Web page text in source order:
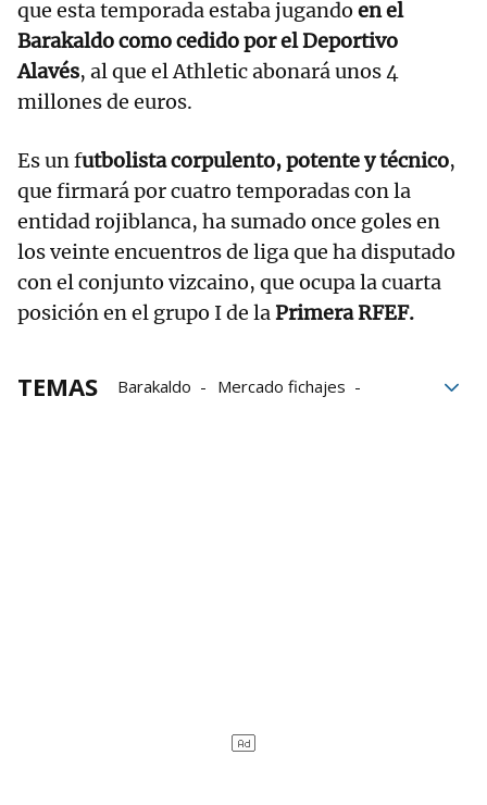
que esta temporada estaba jugando en el
Barakaldo comocedido por el Deportivo
Alavés, al que el Athletic abonará unos 4
millones de euros.
Es un futbolista corpulento, potente y técnico,
que firmará por cuatro temporadas con la
entidad rojiblanca, ha sumado once goles en
los veinte encuentros de liga que ha disputado
con el conjunto vizcaino, que ocupa la cuarta
posición en el grupo I de laPrimera RFEF.
TEMAS Barakaldo
Mercado fichajes